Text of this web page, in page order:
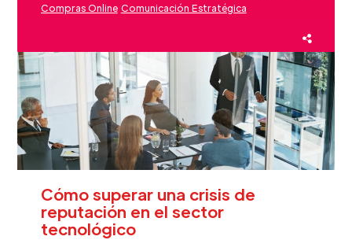
Compras Online Comunicación Estratégica
Cómo superar una crisis de
reputación en el sector
tecnológico